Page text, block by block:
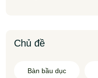
Chủ đề
Bàn bầu dục